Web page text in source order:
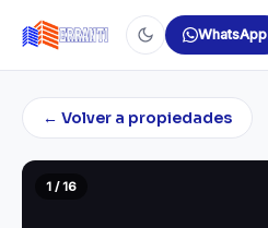
WhatsApp
← Volver a propiedades
1 / 16